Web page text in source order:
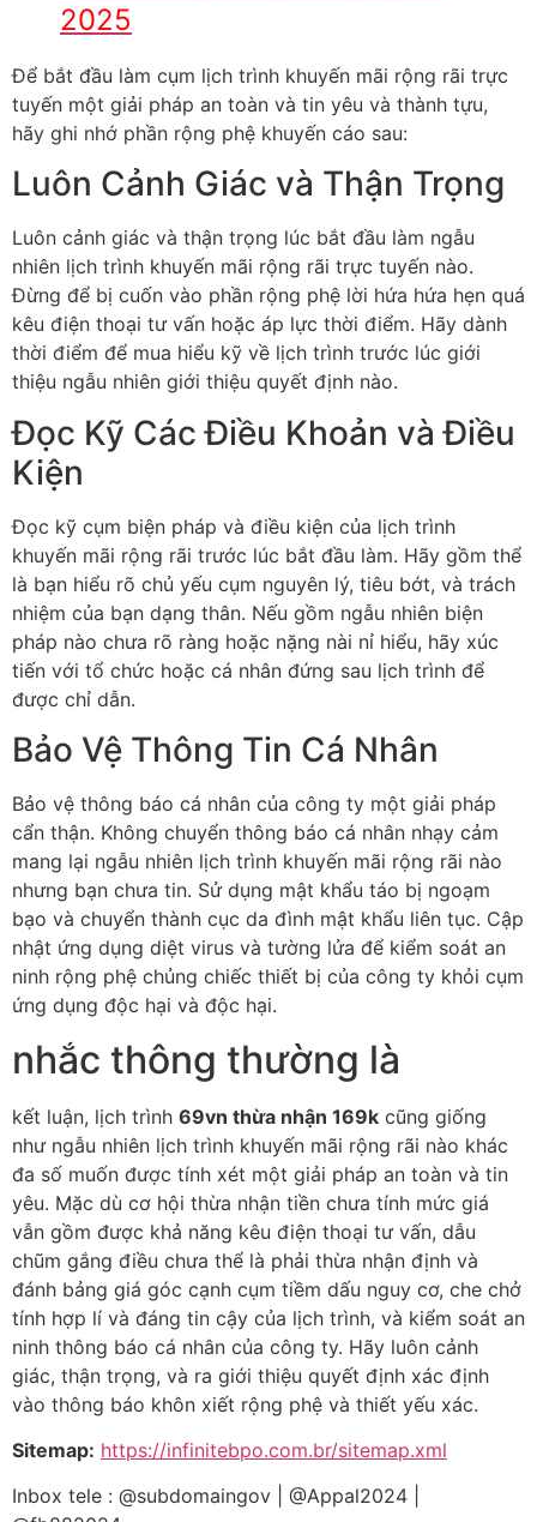
2025
Để bắt đầu làm cụm lịch trình khuyến mãi rộng rãi trực
tuyến một giải pháp an toàn và tin yêu và thành tựu,
hãy ghi nhớ phần rộng phệ khuyến cáo sau:
Luôn Cảnh Giác và Thận Trọng
Luôn cảnh giác và thận trọng lúc bắt đầu làm ngẫu
nhiên lịch trình khuyến mãi rộng rãi trực tuyến nào.
Đừng để bị cuốn vào phần rộng phệ lời hứa hứa hẹn quá
kêu điện thoại tư vấn hoặc áp lực thời điểm. Hãy dành
thời điểm để mua hiểu kỹ về lịch trình trước lúc giới
thiệu ngẫu nhiên giới thiệu quyết định nào.
Đọc Kỹ Các Điều Khoản và Điều
Kiện
Đọc kỹ cụm biện pháp và điều kiện của lịch trình
khuyến mãi rộng rãi trước lúc bắt đầu làm. Hãy gồm thể
là bạn hiểu rõ chủ yếu cụm nguyên lý, tiêu bớt, và trách
nhiệm của bạn dạng thân. Nếu gồm ngẫu nhiên biện
pháp nào chưa rõ ràng hoặc nặng nài nỉ hiểu, hãy xúc
tiến với tổ chức hoặc cá nhân đứng sau lịch trình để
được chỉ dẫn.
Bảo Vệ Thông Tin Cá Nhân
Bảo vệ thông báo cá nhân của công ty một giải pháp
cẩn thận. Không chuyển thông báo cá nhân nhạy cảm
mang lại ngẫu nhiên lịch trình khuyến mãi rộng rãi nào
nhưng bạn chưa tin. Sử dụng mật khẩu táo bị ngoạm
bạo và chuyển thành cục da đình mật khẩu liên tục. Cập
nhật ứng dụng diệt virus và tường lửa để kiểm soát an
ninh rộng phệ chủng chiếc thiết bị của công ty khỏi cụm
ứng dụng độc hại và độc hại.
nhắc thông thường là
kết luận, lịch trình 69vn thừa nhận 169k cũng giống
như ngẫu nhiên lịch trình khuyến mãi rộng rãi nào khác
đa số muốn được tính xét một giải pháp an toàn và tin
yêu. Mặc dù cơ hội thừa nhận tiền chưa tính mức giá
vẫn gồm được khả năng kêu điện thoại tư vấn, dẫu
chũm gắng điều chưa thể là phải thừa nhận định và
đánh bảng giá góc cạnh cụm tiềm dấu nguy cơ, che chở
tính hợp lí và đáng tin cậy của lịch trình, và kiểm soát an
ninh thông báo cá nhân của công ty. Hãy luôn cảnh
giác, thận trọng, và ra giới thiệu quyết định xác định
vào thông báo khôn xiết rộng phệ và thiết yếu xác.
Sitemap: https://infinitebpo.com.br/sitemap.xml
Inbox tele : @subdomaingov | @Appal2024 |